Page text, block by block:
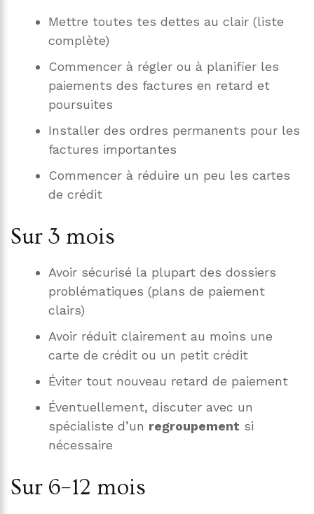
Mettre toutes tes dettes au clair (liste
complète)
Commencer à régler ou à planifier les
paiements des factures en retard et
poursuites
Installer des ordres permanents pour les
factures importantes
Commencer à réduire un peu les cartes
de crédit
Sur 3 mois
Avoir sécurisé la plupart des dossiers
problématiques (plans de paiement
clairs)
Avoir réduit clairement au moins une
carte de crédit ou un petit crédit
Éviter tout nouveau retard de paiement
Éventuellement, discuter avec un
spécialiste d’un regroupement si
nécessaire
Sur 6–12 mois